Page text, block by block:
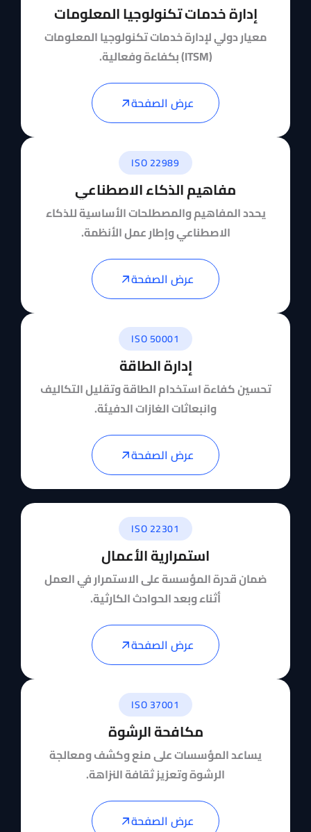
إدارة خدمات تكنولوجيا المعلومات
معيار دولي لإدارة خدمات تكنولوجيا المعلومات
(ITSM) بكفاءة وفعالية.
عرض الصفحة
ISO 22989
مفاهيم الذكاء الاصطناعي
يحدد المفاهيم والمصطلحات الأساسية للذكاء
الاصطناعي وإطار عمل الأنظمة.
عرض الصفحة
ISO 50001
إدارة الطاقة
تحسين كفاءة استخدام الطاقة وتقليل التكاليف
وانبعاثات الغازات الدفيئة.
عرض الصفحة
ISO 22301
استمرارية الأعمال
ضمان قدرة المؤسسة على الاستمرار في العمل
أثناء وبعد الحوادث الكارثية.
عرض الصفحة
ISO 37001
مكافحة الرشوة
يساعد المؤسسات على منع وكشف ومعالجة
الرشوة وتعزيز ثقافة النزاهة.
عرض الصفحة